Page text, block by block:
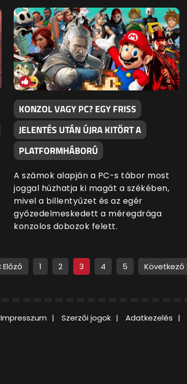
KONZOL VAGY PC? EGY FRISS
JELENTÉS UTÁN ÚJRA KITÖRT A
PLATFORMHÁBORÚ
A számok alapján a PC-s tábor most
joggal húzhatja ki magát a székében,
mivel a billentyűzet és az egér
győzedelmeskedett a méregdrága
konzolos dobozok felett.
Előző 1 2 3 4 5 Következő
Impresszum Szerzői jogok Adatkezelés